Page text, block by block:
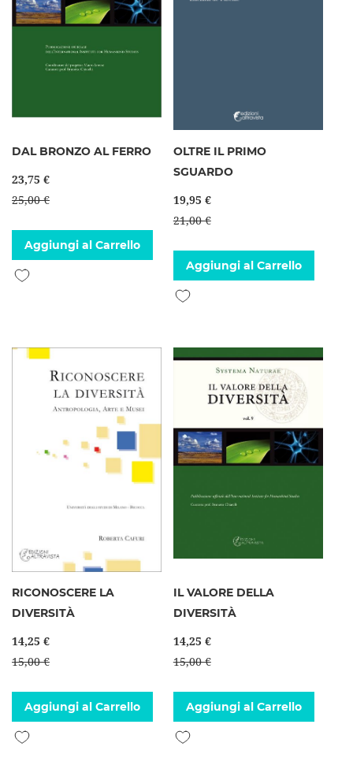
DAL BRONZO AL FERRO
23,75 €
25,00 €
Aggiungi al Carrello
Aggiungi alla lista desideri
OLTRE IL PRIMO
SGUARDO
19,95 €
21,00 €
Aggiungi al Carrello
Aggiungi alla lista desideri
RICONOSCERE LA
DIVERSITÀ
14,25 €
15,00 €
Aggiungi al Carrello
Aggiungi alla lista desideri
IL VALORE DELLA
DIVERSITÀ
14,25 €
15,00 €
Aggiungi al Carrello
Aggiungi alla lista desideri